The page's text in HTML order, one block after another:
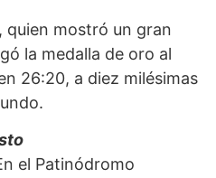
quien mostró un gran
la medalla de oro al
26:20, a diez milésimas
el Patinódromo